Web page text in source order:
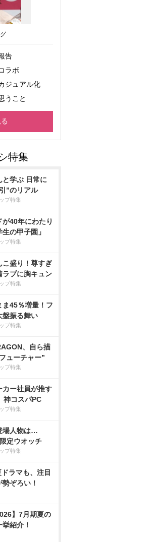
告
ラボ
ジュアル化
うこと
と学ぶ 日常に
”のリアル
プ特集
が40年にわたり
の甲子園」
プ特集
こ盛り！尊すぎ
ラブに胸キュン
プ特集
ま45％増量！フ
盤振る舞い
プ特集
、自ら描
ューチャー”
プ特集
カー社員が推す
神コスパPC
プ特集
場人物は…
定ウオッチ
プ特集
ラマも、注目
ぞろい！
】7月期夏の
紹介！